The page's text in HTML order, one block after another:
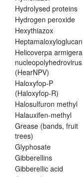
Hydrolysed proteins
Hydrogen peroxide
Hexythiazox
Heptamaloxyloglucan
Helicoverpa armigera
nucleopolyhedrovirus
(HearNPV)
Haloxyfop-P
(Haloxyfop-R)
Halosulfuron methyl
Halauxifen-methyl
Grease (bands, fruit
trees)
Glyphosate
Gibberellins
Gibberellic acid